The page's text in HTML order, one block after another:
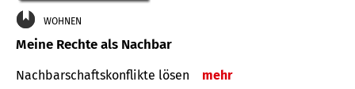
WOHNEN
Meine Rechte als Nachbar
Nach­bar­schafts­konflikte lösen mehr